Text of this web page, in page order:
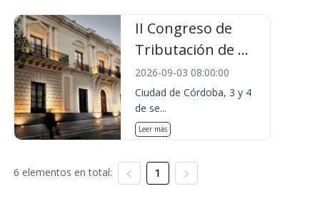
II Congreso de
Tributación de ...
2026-09-03 08:00:00
Ciudad de Córdoba, 3 y 4
de se...
Leer más
6 elementos en total: 1